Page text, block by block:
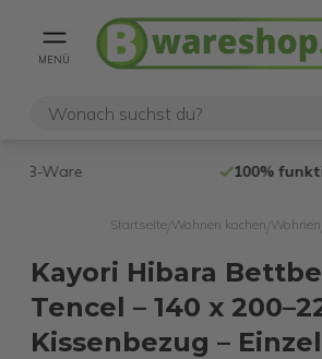
MENÜ
100% funktionierende
Startseite Wohnen kochen Wohnen
Kayori Hibara
Tencel – 140 x
Kissenbezug –